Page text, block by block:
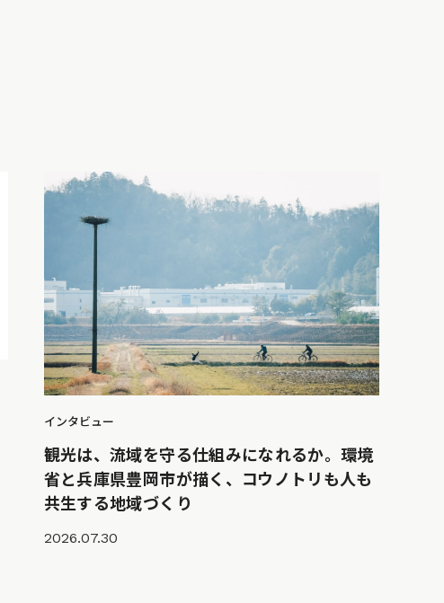
インタビュー
観光は、流域を守る仕組みになれるか。環境
省と兵庫県豊岡市が描く、コウノトリも人も
共生する地域づくり
2026.07.30